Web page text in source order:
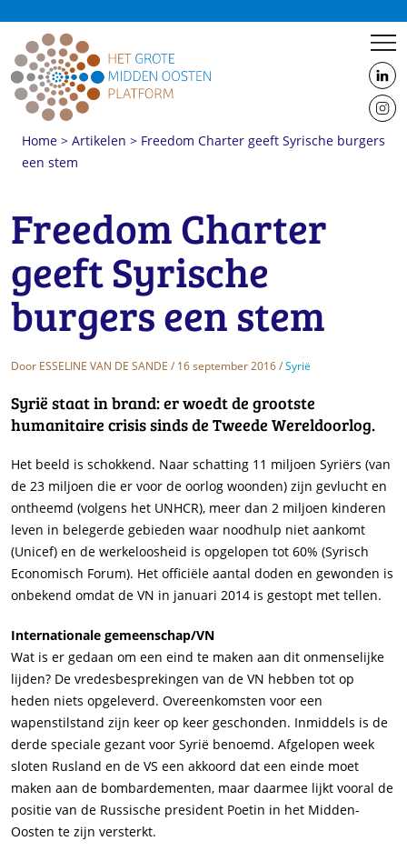
us
on
us
on
Home > Artikelen > Freedom Charter geeft Syrische burgers
een stem
Freedom Charter
geeft Syrische
burgers een stem
Door ESSELINE VAN DE SANDE / 16 september 2016 /Syrië
Syrië staat in brand: er woedt de grootste
humanitaire crisis sinds de Tweede Wereldoorlog.
Het beeld is schokkend. Naar schatting 11 miljoen Syriërs (van
de 23 miljoen die er voor de oorlog woonden) zijn gevlucht en
ontheemd (volgens het UNHCR), meer dan 2 miljoen kinderen
leven in belegerde gebieden waar noodhulp niet aankomt
(Unicef) en de werkeloosheid is opgelopen tot 60% (Syrisch
Economisch Forum). Het officiële aantal doden en gewonden is
onbekend omdat de VN in januari 2014 is gestopt met tellen.
Internationale gemeenschap/VN
Wat is er gedaan om een eind te maken aan dit onmenselijke
lijden? De vredesbesprekingen van de VN hebben tot op
heden niets opgeleverd. Overeenkomsten voor een
wapenstilstand zijn keer op keer geschonden. Inmiddels is de
derde speciale gezant voor Syrië benoemd. Afgelopen week
sloten Rusland en de VS een akkoord dat een einde moet
maken aan de bombardementen, maar daarmee lijkt vooral de
positie van de Russische president Poetin in het Midden-
Oosten te zijn versterkt.